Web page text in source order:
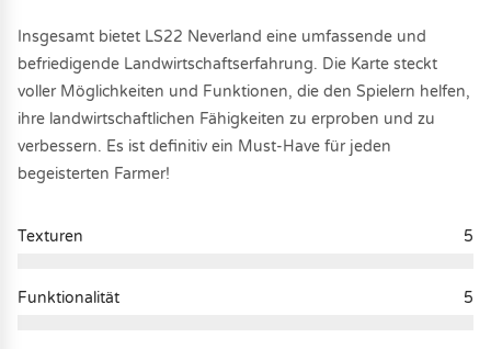
Insgesamt bietet LS22 Neverland eine umfassende und
befriedigende Landwirtschaftserfahrung. Die Karte steckt
voller Möglichkeiten und Funktionen, die den Spielern helfen,
ihre landwirtschaftlichen Fähigkeiten zu erproben und zu
verbessern. Es ist definitiv ein Must-Have für jeden
begeisterten Farmer!
Texturen 5
Funktionalität 5